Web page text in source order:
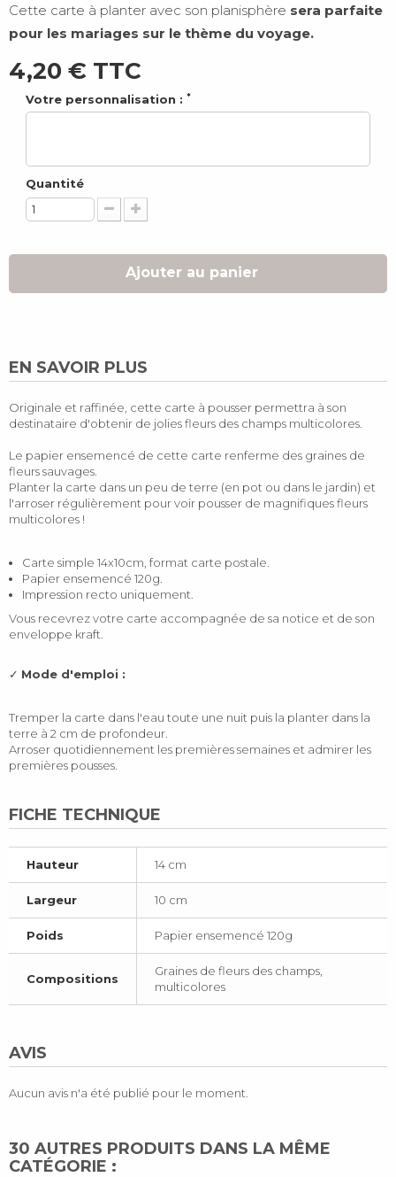
Cette carte à planter avec son planisphère sera parfaite
pour les mariages sur le thème du voyage.
4,20 € TTC
Votre personnalisation : *
Quantité
Ajouter au panier
EN SAVOIR PLUS
Originale et raffinée, cette carte à pousser permettra à son
destinataire d'obtenir de jolies fleurs des champs multicolores.
Le papier ensemencé de cette carte renferme des graines de
fleurs sauvages.
Planter la carte dans un peu de terre (en pot ou dans le jardin) et
l'arroser régulièrement pour voir pousser de magnifiques fleurs
multicolores !
Carte simple 14x10cm, format carte postale.
Papier ensemencé 120g.
Impression recto uniquement.
Vous recevrez votre carte accompagnée de sa notice et de son
enveloppe kraft.
✓ Mode d'emploi :
Tremper la carte dans l'eau toute une nuit puis la planter dans la
terre à 2 cm de profondeur.
Arroser quotidiennement les premières semaines et admirer les
premières pousses.
FICHE TECHNIQUE
Hauteur 14 cm
Largeur 10 cm
Poids Papier ensemencé 120g
Compositions
Graines de fleurs des champs,
multicolores
AVIS
Aucun avis n'a été publié pour le moment.
30 AUTRES PRODUITS DANS LA MÊME
CATÉGORIE :